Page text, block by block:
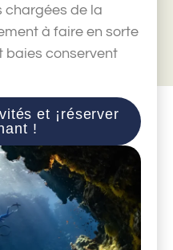
chargées de la
à faire en sorte
baies conservent
et ¡réserver
!